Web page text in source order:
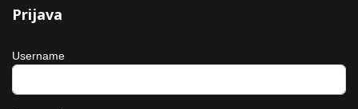
Prijava
Username